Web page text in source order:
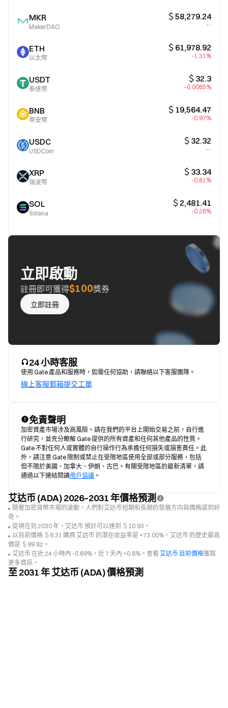
MKR
MakerDAO
＄58,279.24
--
ETH
以太幣
＄61,978.92
-1.31%
USDT
泰達幣
＄32.3
-0.0065%
BNB
幣安幣
＄19,564.47
-0.97%
USDC
USDCoin
＄32.32
--
XRP
瑞波幣
＄33.34
-0.81%
SOL
Solana
＄2,481.41
-0.26%
立即啟動
註冊即可獲得$100獎券
立即註冊
24 小時客服
使用 Gate 產品和服務時，如需任何協助，請聯絡以下客服團隊。
線上客服郵箱提交工單
免責聲明
加密資產市場涉及高風險。請在我們的平台上開始交易之前，自行進
行研究，並充分瞭解 Gate 提供的所有資產和任何其他產品的性質。
Gate 不對任何人或實體的自行操作行為承擔任何損失或損害責任。此
外，請注意 Gate 限制或禁止在受限地區使用全部或部分服務，包括
但不限於美國、加拿大、伊朗、古巴。有關受限地區的最新清單，請
通過以下連結閱讀用戶協議 。
艾达币 (ADA) 2026–2031 年價格預測
隨著加密貨幣市場的波動，人們對艾达币短期和長期的發展方向與價格感到好
奇。
從現在到 2030 年，艾达币 預計可以達到 ＄10.93。
以目前價格 ＄6.31 購買 艾达币 的潛在收益率是 +73.00%，艾达币 的歷史最高
價是 ＄99.82。
艾达币 在近 24 小時內 -0.69%，近 7 天內 +0.8%。查看艾达币 目前價格獲取
更多資訊。
至 2031 年 艾达币 (ADA) 價格預測